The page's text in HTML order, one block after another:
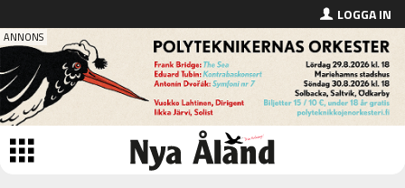
LOGGA IN